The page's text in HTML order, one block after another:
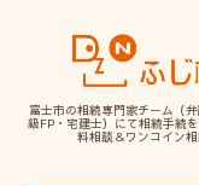
富士市の相続専門家チーム（
級FP・宅建士）にて相続手続
料相談＆ワンコイン